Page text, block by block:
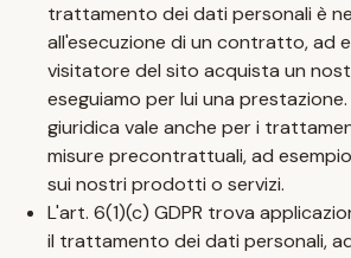
trattamento dei dati personali è
all'esecuzione di un contratto, ad
visitatore del sito acquista un
eseguiamo per lui una
giuridica vale anche per i
misure precontrattuali, ad
sui nostri prodotti o servizi.
L'art. 6(1)(c) GDPR trova
il trattamento dei dati personali,